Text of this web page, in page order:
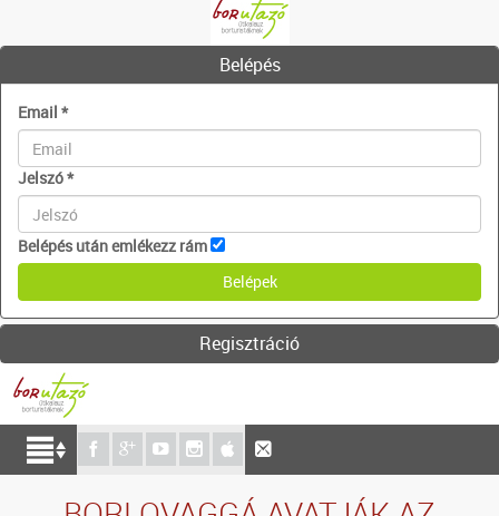
Belépés
Email *
Jelszó*
Belépés után emlékezz rám
Regisztráció